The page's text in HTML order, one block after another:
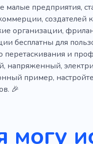
малые предприятия,
создателей
организации,
бесплатны для
перетаскивания и
напряженный,
пример,
🎉
могу